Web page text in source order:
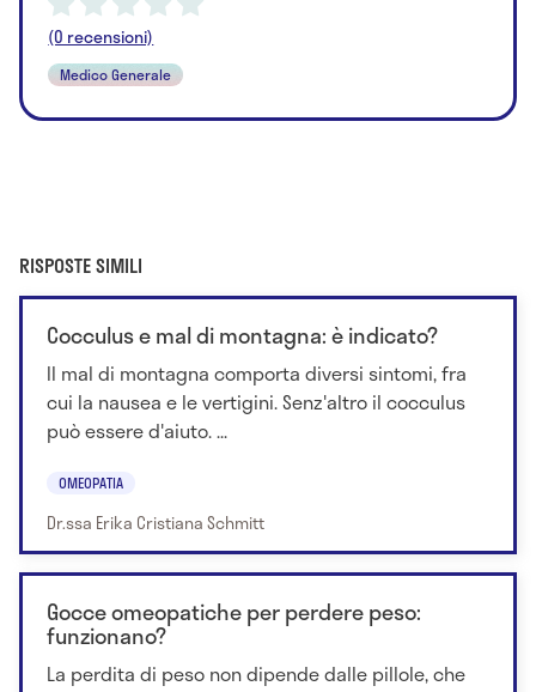
(0 recensioni)
Medico Generale
RISPOSTE SIMILI
Cocculus e mal di montagna: è indicato?
Il mal di montagna comporta diversi sintomi, fra
cui la nausea e le vertigini. Senz'altro il cocculus
può essere d'aiuto. ...
OMEOPATIA
Dr.ssa Erika Cristiana Schmitt
Gocce omeopatiche per perdere peso:
funzionano?
La perdita di peso non dipende dalle pillole, che